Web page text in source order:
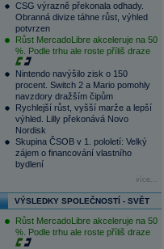
CSG výrazně překonala odhady.
Obranná divize táhne růst, výhled
potvrzen
Růst MercadoLibre akceleruje na 50
%. Podle trhu ale roste příliš draze
Nintendo navýšilo zisk o 150
procent. Switch 2 a Mario pomohly
navzdory dražším čipům
Rychlejší růst, vyšší marže a lepší
výhled. Lilly překonává Novo
Nordisk
Skupina ČSOB v 1. pololetí: Velký
zájem o financování vlastního
bydlení
více...
VÝSLEDKY SPOLEČNOSTÍ - SVĚT
Růst MercadoLibre akceleruje na 50
%. Podle trhu ale roste příliš draze